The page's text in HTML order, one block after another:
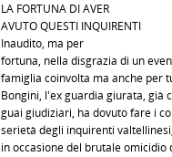
LA FORTUNA DI AVER
AVUTO QUESTI INQUIRENTI
Inaudito, ma per
fortuna, nella disgrazia di un
famiglia coinvolta ma anche per
Bongini, l'ex guardia giurata, già
guai giudiziari, ha dovuto fare i
serietà degli inquirenti
in occasione del brutale omicidio